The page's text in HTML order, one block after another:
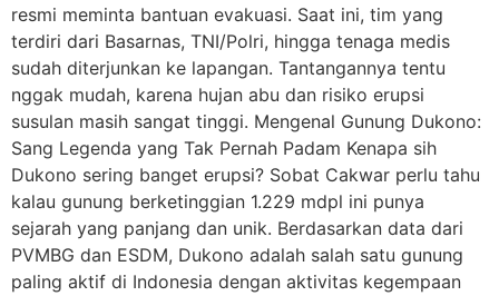
resmi meminta bantuan evakuasi. Saat ini, tim yang
terdiri dari Basarnas, TNI/Polri, hingga tenaga medis
sudah diterjunkan ke lapangan. Tantangannya tentu
nggak mudah, karena hujan abu dan risiko erupsi
susulan masih sangat tinggi. Mengenal Gunung Dukono:
Sang Legenda yang Tak Pernah Padam Kenapa sih
Dukono sering banget erupsi? Sobat Cakwar perlu tahu
kalau gunung berketinggian 1.229 mdpl ini punya
sejarah yang panjang dan unik. Berdasarkan data dari
PVMBG dan ESDM, Dukono adalah salah satu gunung
paling aktif di Indonesia dengan aktivitas kegempaan